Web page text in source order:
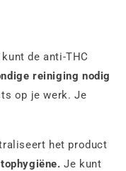
de anti-THC
reiniging nodig
op je werk. Je
het product
tophygiëne. Je kunt